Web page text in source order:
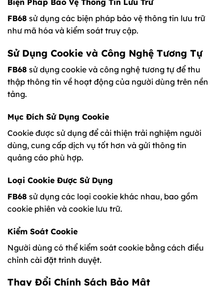
FB68 sử dụng các biện pháp bảo vệ thông tin lưu trữ
như mã hóa và kiểm soát truy cập.
Sử Dụng Cookie và Công Nghệ Tương Tự
FB68 sử dụng cookie và công nghệ tương tự để thu
thập thông tin về hoạt động của người dùng trên nền
tảng.
Mục Đích Sử Dụng Cookie
Cookie được sử dụng để cải thiện trải nghiệm người
dùng, cung cấp dịch vụ tốt hơn và gửi thông tin
quảng cáo phù hợp.
Loại Cookie Được Sử Dụng
FB68 sử dụng các loại cookie khác nhau, bao gồm
cookie phiên và cookie lưu trữ.
Kiểm Soát Cookie
Người dùng có thể kiểm soát cookie bằng cách điều
chỉnh cài đặt trình duyệt.
Thay Đổi Chính Sách Bảo Mật